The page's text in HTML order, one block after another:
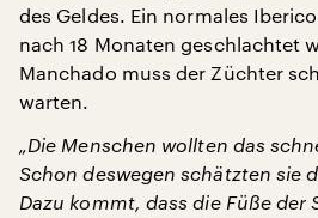
des Geldes. Ein normales
nach 18 Monaten geschlachtet
Manchado muss der Züchter
warten.
„Die Menschen wollten das
Schon deswegen schätzten sie
Dazu kommt, dass die Füße der